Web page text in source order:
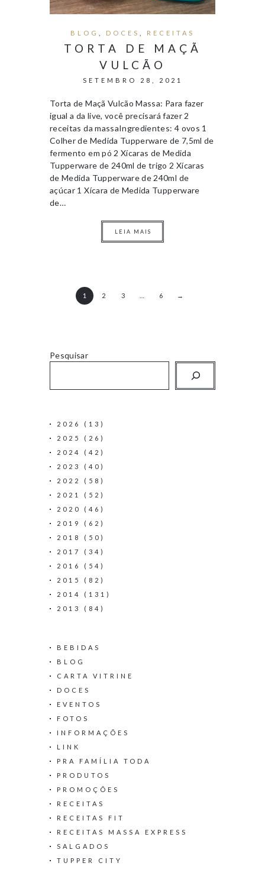
BLOG DOCES RECEITAS
TORTA DE MAÇÃ
VULCÃO
SETEMBRO 28, 2021
Torta de Maçã Vulcão Massa: Para fazer
igual a da live, você precisará fazer 2
receitas da massaIngredientes: 4 ovos 1
Colher de Medida Tupperware de 7,5ml de
fermento em pó 2 Xícaras de Medida
Tupperware de 240ml de trigo 2 Xícaras
de Medida Tupperware de 240ml de
açúcar 1 Xícara de Medida Tupperware
de…
LEIA MAIS
1 2 3 6 →
Pesquisar
2026
(13)
2025
(26)
2024
(42)
2023
(40)
2022
(58)
2021
(52)
2020
(46)
2019
(62)
2018
(50)
2017
(34)
2016
(54)
2015
(82)
2014
(131)
2013
(84)
BEBIDAS
BLOG
CARTA VITRINE
DOCES
EVENTOS
FOTOS
INFORMAÇÕES
LINK
PRA FAMÍLIA TODA
PRODUTOS
PROMOÇÕES
RECEITAS
RECEITAS FIT
RECEITAS MASSA EXPRESS
SALGADOS
TUPPER CITY